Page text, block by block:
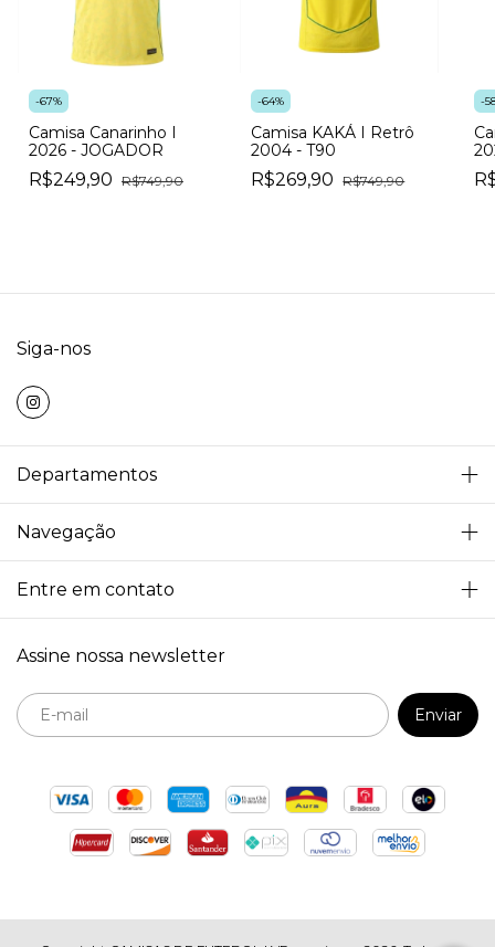
-67%
Camisa Canarinho I
2026 - JOGADOR
R$249,90 R$749,90
-64%
Camisa KAKÁ I Retrô
2004 - T90
R$269,90 R$749,90
-
Siga-nos
Departamentos
Navegação
Entre em contato
Assine nossa newsletter